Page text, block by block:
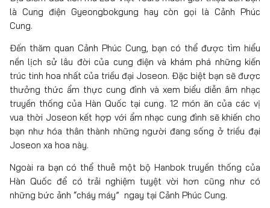
là Cung điện Gyeongbokgung hay còn gọi là Cảnh Phúc
Cung.
Đến thăm quan Cảnh Phúc Cung, bạn có thể được tìm hiểu
nền lịch sử lâu đời của cung điện và khám phá những kiến
trúc tinh hoa nhất của triều đại Joseon. Đặc biệt bạn sẽ được
thưởng thức ẩm thực cung đình và xem biểu diễn âm nhạc
truyền thống của Hàn Quốc tại cung. 12 món ăn của các vị
vua thời Joseon kết hợp với ẩm nhạc cung đình sẽ khiến cho
bạn như hóa thân thành những người đang sống ở triều đại
Joseon xa hoa này.
Ngoài ra bạn có thể thuê một bộ Hanbok truyền thống của
Hàn Quốc để có trải nghiệm tuyệt vời hơn cũng như có
những bức ảnh “cháy máy” ngay tại Cảnh Phúc Cung.